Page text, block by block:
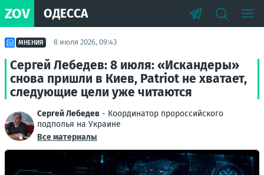
ZOV ОДЕССА
МНЕНИЯ 8 июля 2026, 09:43
Сергей Лебедев: 8 июля: «Искандеры»
снова пришли в Киев, Patriot не хватает,
следующие цели уже читаются
Сергей Лебедев - Координатор пророссийского
подполья на Украине
Все материалы